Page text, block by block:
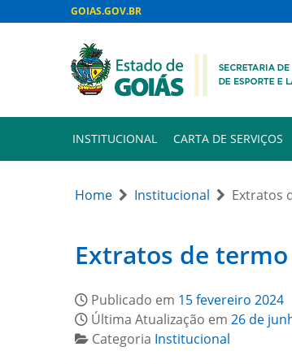
GOIAS.GOV.BR
INSTITUCIONAL CARTA DE SERVIÇOS
Home Institucional Extratos
Extratos de
Publicado em 15 fevereiro 2024
Última Atualização em 26 de
Categoria Institucional